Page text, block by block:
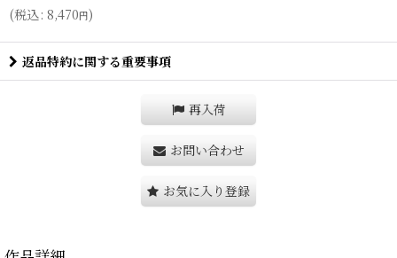
(税込: 8,470円)
返品特約に関する重要事項
再入荷
お問い合わせ
お気に入り登録